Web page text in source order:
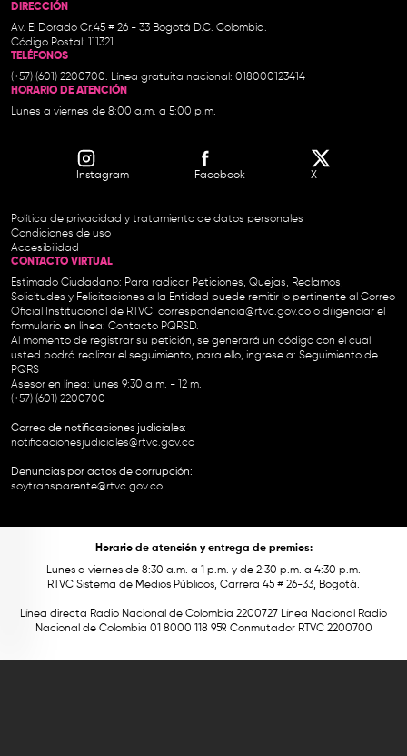
DIRECCIÓN
Av. El Dorado Cr.45 # 26 - 33 Bogotá D.C. Colombia.
Código Postal: 111321
TELÉFONOS
(+57) (601) 2200700. Línea gratuita nacional: 018000123414
HORARIO DE ATENCIÓN
Lunes a viernes de 8:00 a.m. a 5:00 p.m.
Instagram Facebook X
Política de privacidad y tratamiento de datos personales
Condiciones de uso
Accesibilidad
CONTACTO VIRTUAL
Estimado Ciudadano: Para radicar Peticiones, Quejas, Reclamos,
Solicitudes y Felicitaciones a la Entidad puede remitir lo pertinente al Correo
Oficial Institucional de RTVC correspondencia@rtvc.gov.co o diligenciar el
formulario en línea: Contacto PQRSD.
Al momento de registrar su petición, se generará un código con el cual
usted podrá realizar el seguimiento, para ello, ingrese a: Seguimiento de
PQRS
Asesor en línea: lunes 9:30 a.m. - 12 m.
(+57) (601) 2200700
Correo de notificaciones judiciales:
notificacionesjudiciales@rtvc.gov.co
Denuncias por actos de corrupción:
soytransparente@rtvc.gov.co
Horario de atención y entrega de premios:
Lunes a viernes de 8:30 a.m. a 1 p.m. y de 2:30 p.m. a 4:30 p.m.
RTVC Sistema de Medios Públicos, Carrera 45 # 26-33, Bogotá.
Línea directa Radio Nacional de Colombia 2200727 Línea Nacional Radio
Nacional de Colombia 01 8000 118 959. Conmutador RTVC 2200700